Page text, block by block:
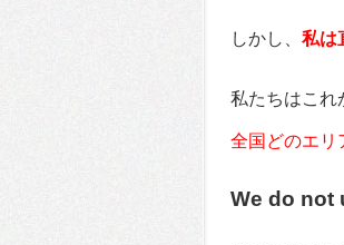
しかし、 私は
私たちはこれ
全国どのエリ
We do not